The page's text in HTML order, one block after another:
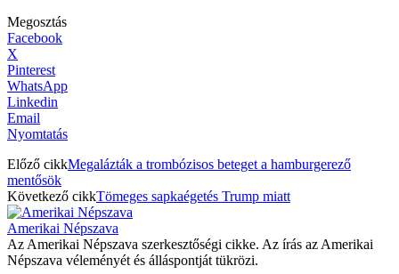
Megosztás
Facebook
X
Pinterest
WhatsApp
Linkedin
Email
Nyomtatás
Előző cikkMegalázták a trombózisos beteget a hamburgerező
mentősök
Következő cikkTömeges sapkaégetés Trump miatt
Amerikai Népszava
Az Amerikai Népszava szerkesztőségi cikke. Az írás az Amerikai
Népszava véleményét és álláspontját tükrözi.